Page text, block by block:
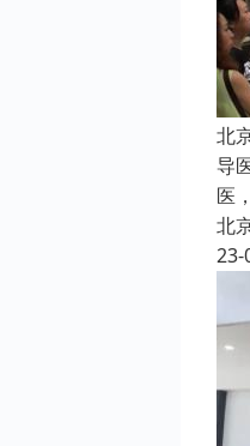
北
导
医
北
23-